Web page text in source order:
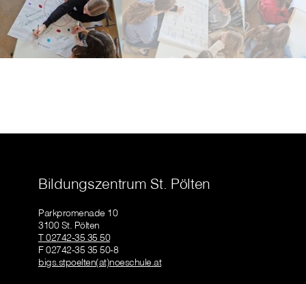
Bildungszentrum St. Pölten
Parkpromenade 10
3100 St. Pölten
T 02742-35 35 50
F 02742-35 35 50-8
bigs.stpoelten(at)noeschule.at